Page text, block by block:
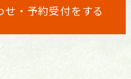
せ・予約受付をする